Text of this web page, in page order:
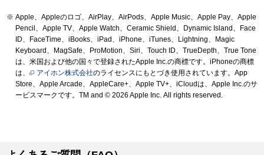
Apple、Appleのロゴ、AirPlay、AirPods、Apple Music、Apple Pay、Apple
Pencil、Apple TV、Apple Watch、Ceramic Shield、Dynamic Island、Face
ID、FaceTime、iBooks、iPad、iPhone、iTunes、Lightning、Magic
Keyboard、MagSafe、ProMotion、Siri、Touch ID、TrueDepth、True Tone
は、米国および他の国々で登録されたApple Inc.の商標です。iPhoneの商標
は、
アイホン株式会社のライセンスにもとづき使用されています。App
Store、Apple Arcade、AppleCare+、Apple TV+、iCloudは、Apple Inc.のサ
ービスマークです。TM and © 2026 Apple Inc. All rights reserved.